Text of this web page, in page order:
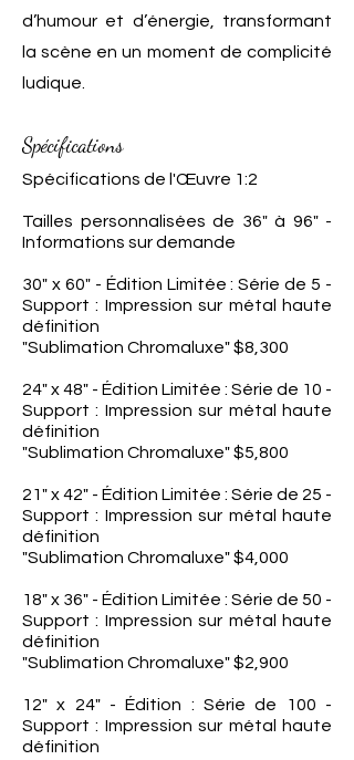
d’humour et d’énergie, transformant
la scène en un moment de complicité
ludique.
Spécifications
Spécifications de l'Œuvre 1:2
Tailles personnalisées de 36" à 96" -
Informations sur demande
30" x 60" - Édition Limitée : Série de 5 -
Support : Impression sur métal haute
définition
"Sublimation Chromaluxe" $8,300
24" x 48" - Édition Limitée : Série de 10 -
Support : Impression sur métal haute
définition
"Sublimation Chromaluxe" $5,800
21" x 42" - Édition Limitée : Série de 25 -
Support : Impression sur métal haute
définition
"Sublimation Chromaluxe" $4,000
18" x 36" - Édition Limitée : Série de 50 -
Support : Impression sur métal haute
définition
"Sublimation Chromaluxe" $2,900
12" x 24" - Édition : Série de 100 -
Support : Impression sur métal haute
définition